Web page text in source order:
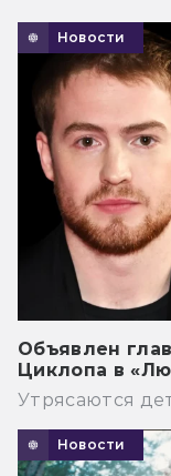
Новости
Объявлен
Циклопа в
Утрясаются
Новости